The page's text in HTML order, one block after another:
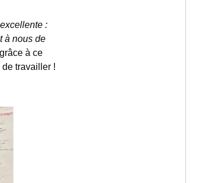
:
à nous de
à ce
travailler !